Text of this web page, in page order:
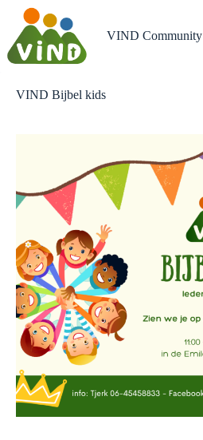
inhoud
VIND Community
VIND Bijbel kids